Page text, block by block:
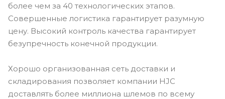
более чем за 40 технологических этапов.
Совершенные логистика гарантирует разумную
цену. Высокий контроль качества гарантирует
безупречность конечной продукции.
Хорошо организованная сеть доставки и
складирования позволяет компании HJC
доставлять более миллиона шлемов по всему